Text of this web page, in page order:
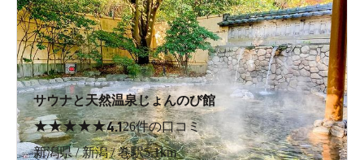
サウナと天然温泉じょんのび館
★★★★★4.126件の口コミ
新潟県 / 新潟 / 巻駅5.1km